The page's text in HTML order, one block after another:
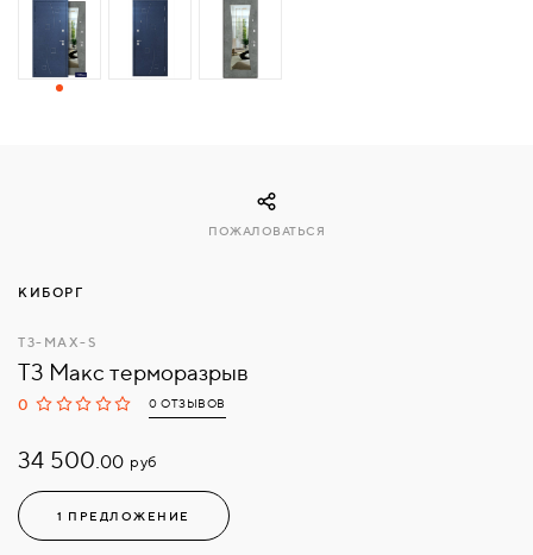
СВЯЗАТЬСЯ
КИБОРГ
T3-MAX-S
T3 Макс терморазрыв
0 0 ОТЗЫВОВ
34 500.00 руб
1 ПРЕДЛОЖЕНИЕ
ПОЖАЛОВАТЬСЯ